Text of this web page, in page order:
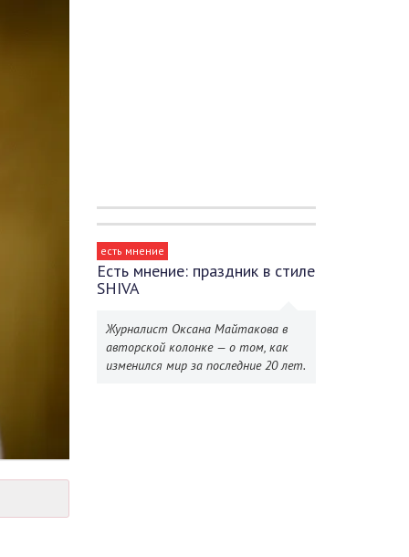
есть мнение
Есть мнение: праздник в стиле
SHIVA
Журналист Оксана Майтакова в
авторской колонке — о том, как
изменился мир за последние 20 лет.